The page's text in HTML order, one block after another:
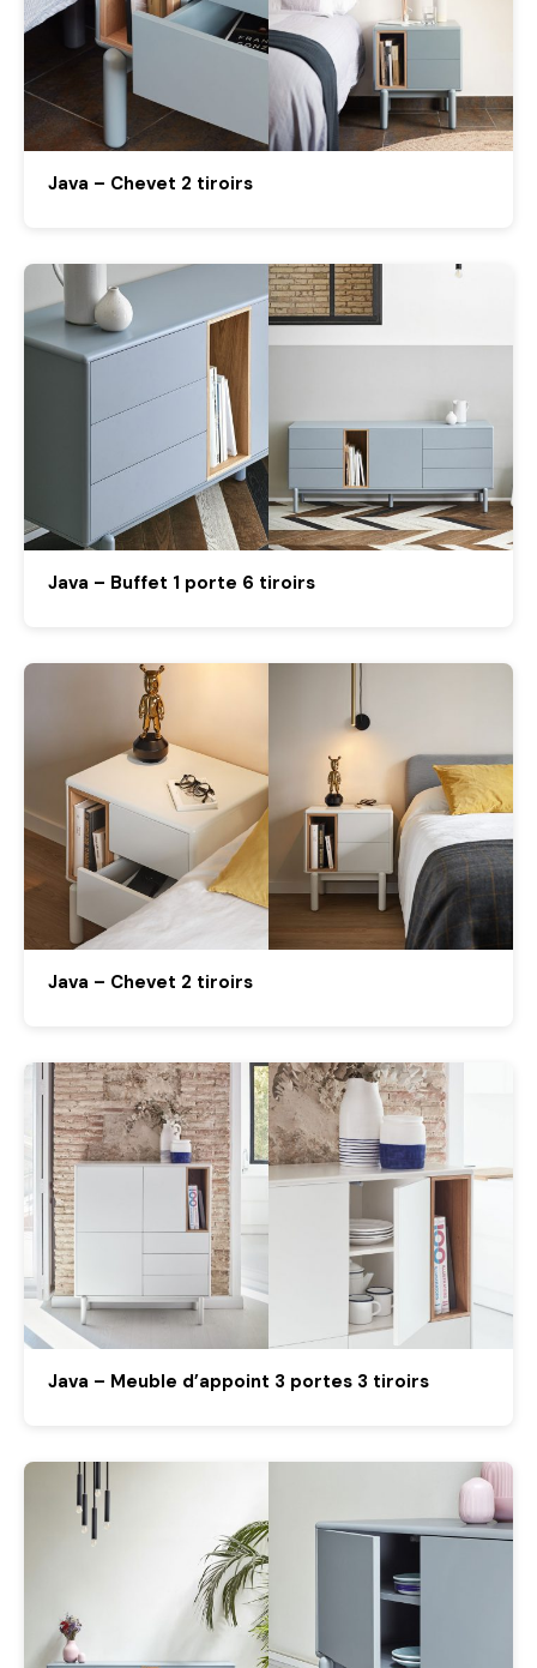
Java – Chevet 2 tiroirs
Java – Buffet 1 porte 6 tiroirs
Java – Chevet 2 tiroirs
Java – Meuble d’appoint 3 portes 3 tiroirs